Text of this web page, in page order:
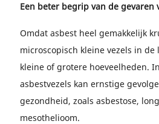
Een beter begrip van de gevaren
Omdat asbest heel gemakkelijk
microscopisch kleine vezels in
kleine of grotere hoeveelheden.
asbestvezels kan ernstige
gezondheid, zoals asbestose,
mesothelioom.